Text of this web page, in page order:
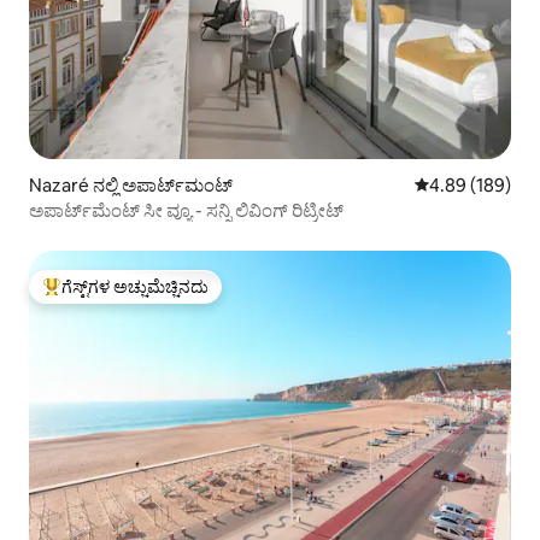
Nazaré ನಲ್ಲಿ ಅಪಾರ್ಟ್‌ಮಂಟ್ 5 ರಲ್ಲಿ 4.89
4.89 (189)
ಅಪಾರ್ಟ್‌ಮೆಂಟ್ ಸೀ ವ್ಯೂ - ಸನ್ನಿ ಲಿವಿಂಗ್ ರಿಟ್ರೀಟ್
ಗೆಸ್ಟ್‌ಗಳಿಗೆ ಅತಿ ಹೆಚ್ಚು ಅಚ್ಚುಮೆಚ್ಚಿನದು
ಗೆಸ್ಟ್‌ಗಳ ಅಚ್ಚುಮೆಚ್ಚಿನದು